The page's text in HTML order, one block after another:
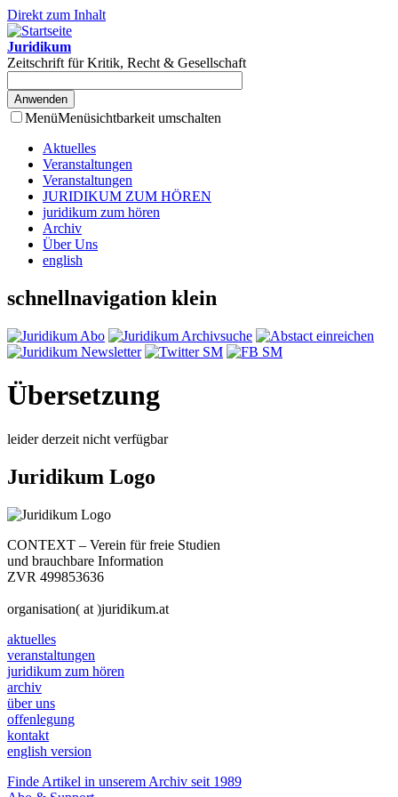
Direkt zum Inhalt
Juridikum
Zeitschrift für Kritik, Recht & Gesellschaft
MenüMenüsichtbarkeit umschalten
Aktuelles
Veranstaltungen
Veranstaltungen
JURIDIKUM ZUM HÖREN
juridikum zum hören
Archiv
Über Uns
english
schnellnavigation klein
Übersetzung
leider derzeit nicht verfügbar
Juridikum Logo
CONTEXT – Verein für freie Studien
und brauchbare Information
ZVR 499853636
organisation( at )juridikum.at
aktuelles
veranstaltungen
juridikum zum hören
archiv
über uns
offenlegung
kontakt
english version
Finde Artikel in unserem Archiv seit 1989